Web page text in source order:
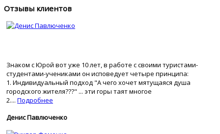
Отзывы клиентов
Знаком с Юрой вот уже 10 лет, в работе с своими туристами-
студентами-учениками он исповедует четыре принципа:
1. Индивидуальный подход "А чего хочет мятущаяся душа
городского жителя???" ... эти горы таят многое
2.... Подробнее
Денис Павлюченко